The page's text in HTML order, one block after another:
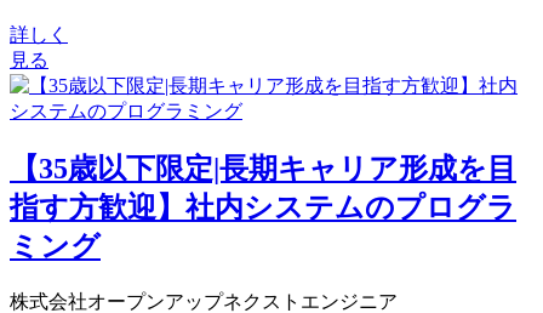
詳しく
見る
【35歳以下限定|長期キャリア形成を目
指す方歓迎】社内システムのプログラ
ミング
株式会社オープンアップネクストエンジニア